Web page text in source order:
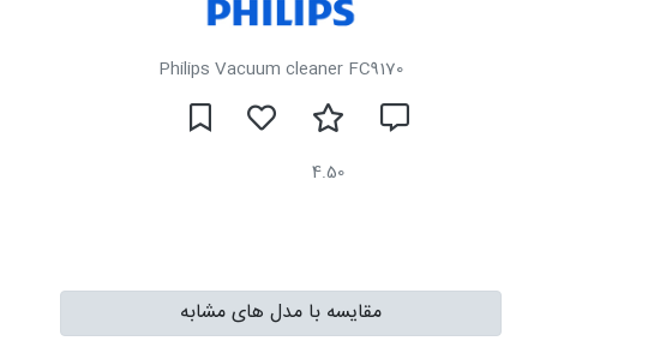
Philips Vacuum cleaner FC9170
4.50
مقایسه با مدل های مشابه